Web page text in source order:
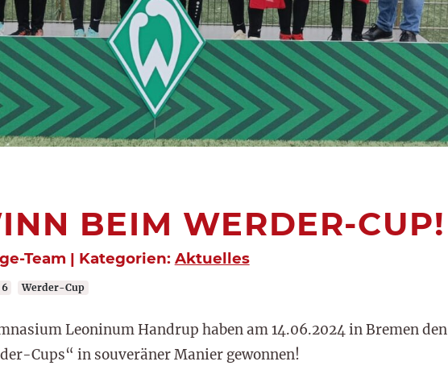
BEIM WERDER-CUP!
Team | Kategorien: Aktuelles
6 Werder-Cup
Leoninum Handrup haben am 14.06.2024 in Bremen den
Cups“ in souveräner Manier gewonnen!